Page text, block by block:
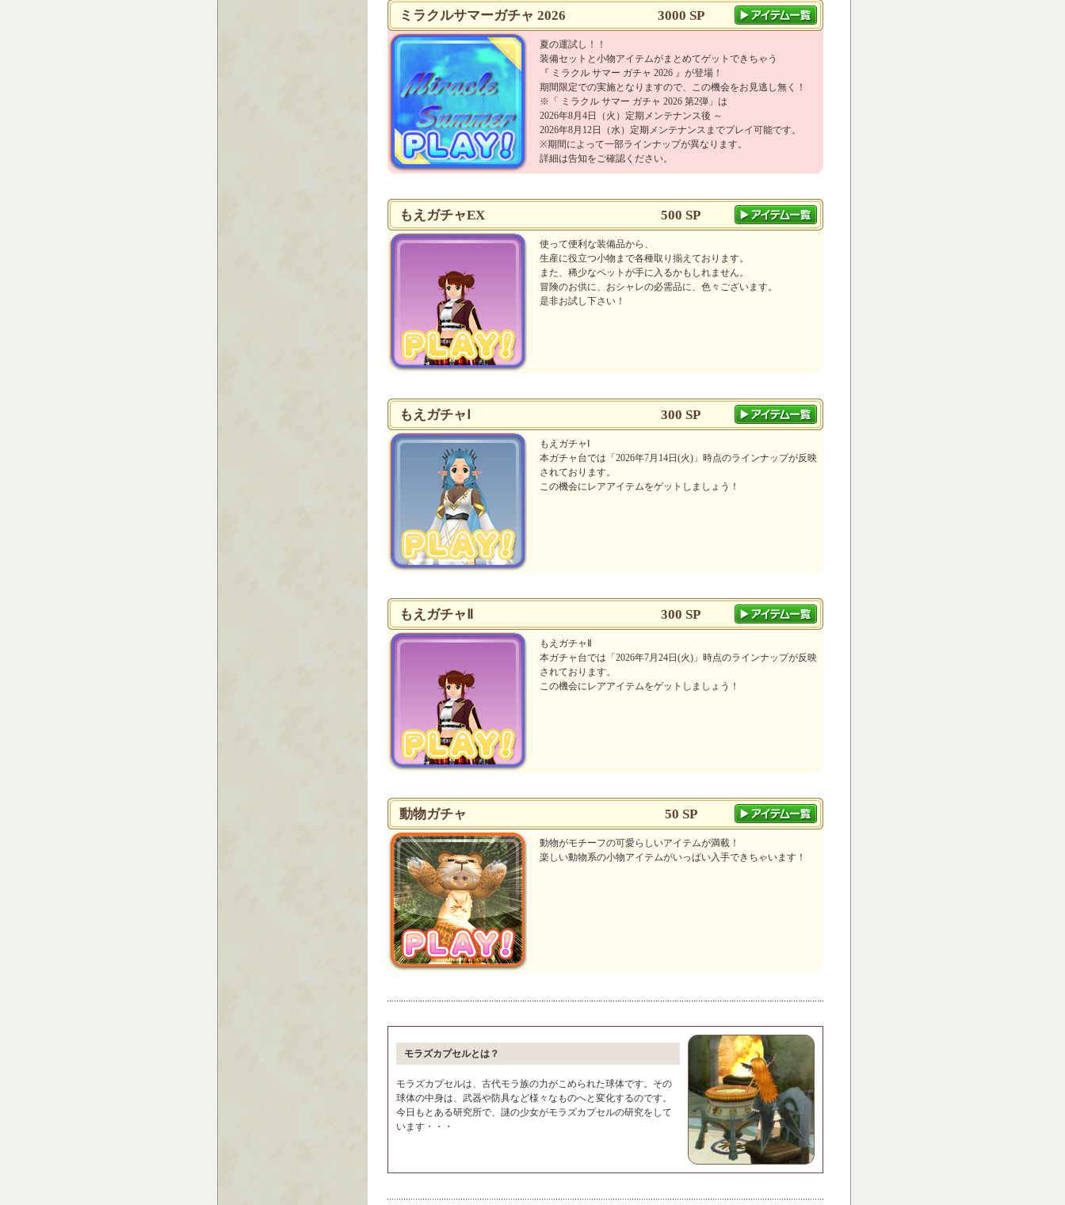
ミラクルサマーガチャ 2026 3000 SP
夏の運試し！！
装備セットと小物アイテムがまとめてゲットできちゃう
『 ミラクル サマー ガチャ 2026 』が登場！
期間限定での実施となりますので、この機会をお見逃し無く！
※「 ミラクル サマー ガチャ 2026 第2弾」は
2026年8月4日（火）定期メンテナンス後 ～
2026年8月12日（水）定期メンテナンスまでプレイ可能です。
※期間によって一部ラインナップが異なります。
詳細は告知をご確認ください。
もえガチャEX 500 SP
使って便利な装備品から、
生産に役立つ小物まで各種取り揃えております。
また、稀少なペットが手に入るかもしれません。
冒険のお供に、おシャレの必需品に、色々ございます。
是非お試し下さい！
もえガチャⅠ 300 SP
もえガチャⅠ
本ガチャ台では「2026年7月14日(火)」時点のラインナップが反映
されております。
この機会にレアアイテムをゲットしましょう！
もえガチャⅡ 300 SP
もえガチャⅡ
本ガチャ台では「2026年7月24日(火)」時点のラインナップが反映
されております。
この機会にレアアイテムをゲットしましょう！
動物ガチャ 50 SP
動物がモチーフの可愛らしいアイテムが満載！
楽しい動物系の小物アイテムがいっぱい入手できちゃいます！
モラズカプセルとは？
モラズカプセルは、古代モラ族の力がこめられた球体です。その
球体の中身は、武器や防具など様々なものへと変化するのです。
今日もとある研究所で、謎の少女がモラズカプセルの研究をして
います・・・